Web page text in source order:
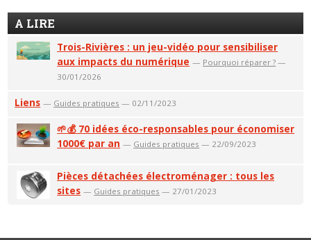
A LIRE
Trois-Rivières : un jeu-vidéo pour sensibiliser
aux impacts du numérique — Pourquoi réparer ? —
30/01/2026
Liens — Guides pratiques — 02/11/2023
🌱💰 70 idées éco-responsables pour économiser
1000€ par an — Guides pratiques — 22/09/2023
Pièces détachées électroménager : tous les
sites — Guides pratiques — 27/01/2023